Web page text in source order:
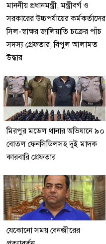
মাননীয় প্রধানমন্ত্রী, মন্ত্রীবর্গ ও
সরকারের উচ্চপর্যায়ের কর্মকর্তাদের
সিল-স্বাক্ষর জালিয়াতি চক্রের পাঁচ
সদস্য গ্রেফতার; বিপুল আলামত
উদ্ধার
মিরপুর মডেল থানার অভিযানে ৯০
বোতল ফেনসিডিলসহ দুই মাদক
কারবারি গ্রেফতার
যেকোনো সময় বেনজীরের